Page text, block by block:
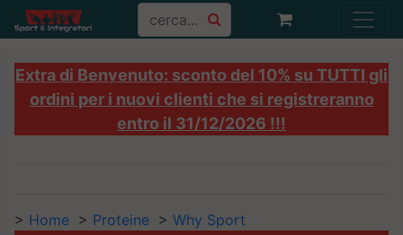
Extra di Benvenuto: sconto del 10% su TUTTI gli
ordini per i nuovi clienti che si registreranno
entro il 31/12/2026 !!!
> Home > Proteine > Why Sport